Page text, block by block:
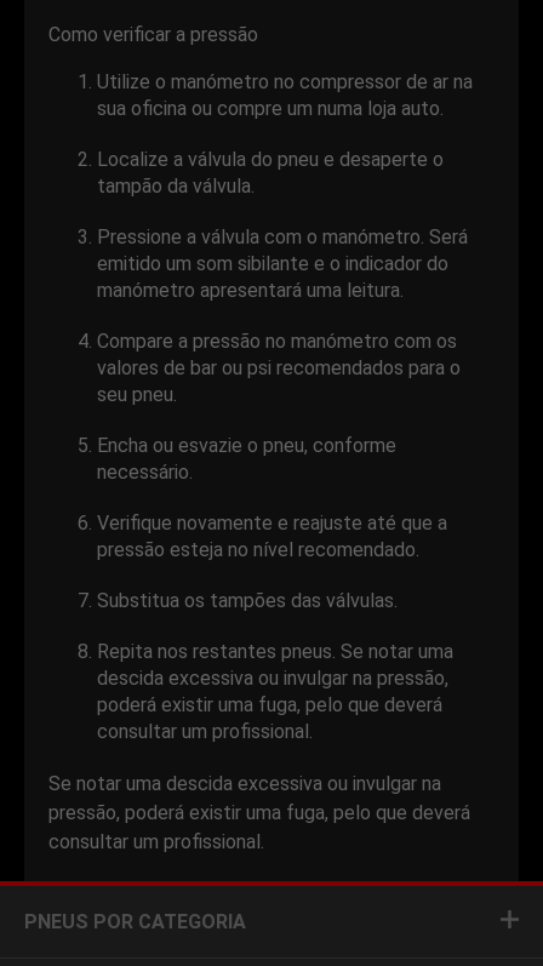
Como verificar a pressão
Utilize o manómetro no compressor de ar na
sua oficina ou compre um numa loja auto.
Localize a válvula do pneu e desaperte o
tampão da válvula.
Pressione a válvula com o manómetro. Será
emitido um som sibilante e o indicador do
manómetro apresentará uma leitura.
Compare a pressão no manómetro com os
valores de bar ou psi recomendados para o
seu pneu.
Encha ou esvazie o pneu, conforme
necessário.
Verifique novamente e reajuste até que a
pressão esteja no nível recomendado.
Substitua os tampões das válvulas.
Repita nos restantes pneus. Se notar uma
descida excessiva ou invulgar na pressão,
poderá existir uma fuga, pelo que deverá
consultar um profissional.
Se notar uma descida excessiva ou invulgar na
pressão, poderá existir uma fuga, pelo que deverá
consultar um profissional.
PNEUS POR CATEGORIA